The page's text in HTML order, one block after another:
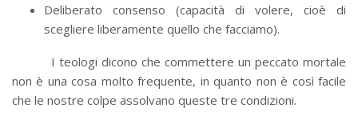
Deliberato consenso (capacità di volere, cioè di
scegliere liberamente quello che facciamo).
I teologi dicono che commettere un peccato mortale
non è una cosa molto frequente, in quanto non è così facile
che le nostre colpe assolvano queste tre condizioni.